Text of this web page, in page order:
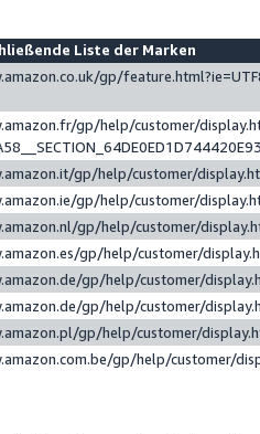
Liste der Marken
gp/
gp/help/customer/
gp/help/customer/
gp/help/customer/
gp/help/customer/
gp/help/customer/
gp/help/customer/
gp/help/customer/
gp/help/customer/
gp/help/customer/